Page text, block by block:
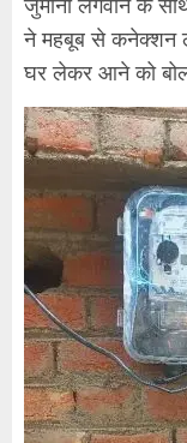
ने महबूब से कनेक्शन
घर लेकर आने को